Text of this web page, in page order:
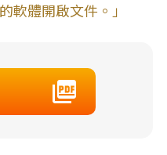
軟體開啟文件。」